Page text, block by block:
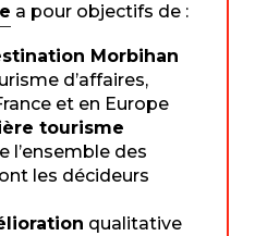
a pour objectifs de :
Morbihan
d’affaires,
et en Europe
tourisme
l’ensemble des
les décideurs
qualitative